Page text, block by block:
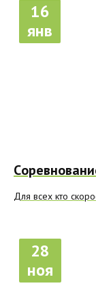
16
янв
Для всех кто
28
ноя